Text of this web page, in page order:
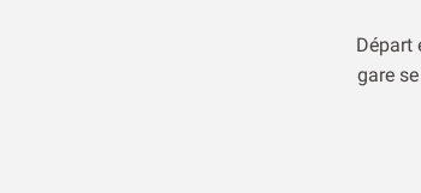
Départ
gare